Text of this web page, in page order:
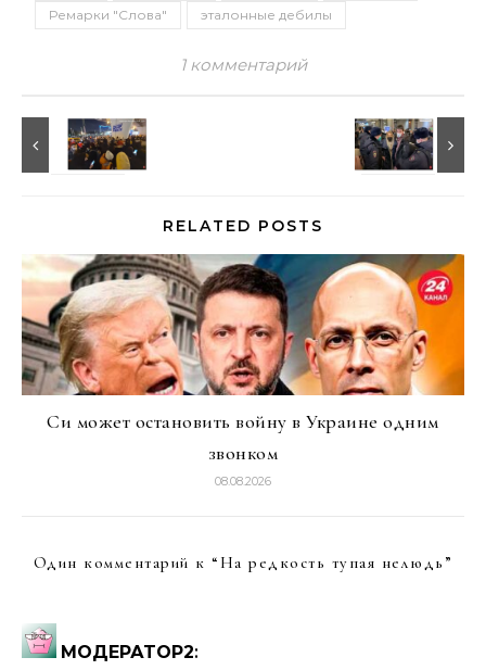
Ремарки "Слова"
эталонные дебилы
1 комментарий
RELATED POSTS
Си может остановить войну в Украине одним
звонком
08.08.2026
Один комментарий к “ На редкость тупая нелюдь ”
МОДЕРАТОР2: